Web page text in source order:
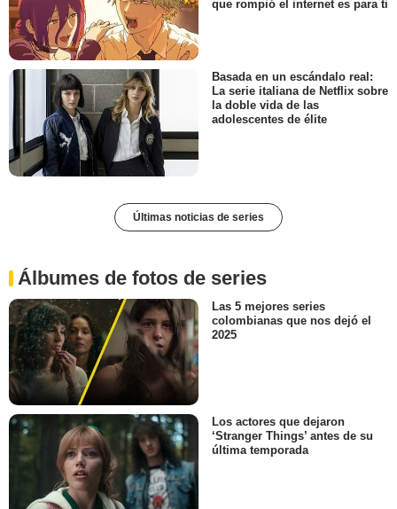
que rompió el internet es para ti
Basada en un escándalo real:
La serie italiana de Netflix sobre
la doble vida de las
adolescentes de élite
Últimas noticias de series
Álbumes de fotos de series
Las 5 mejores series
colombianas que nos dejó el
2025
Los actores que dejaron
‘Stranger Things’ antes de su
última temporada